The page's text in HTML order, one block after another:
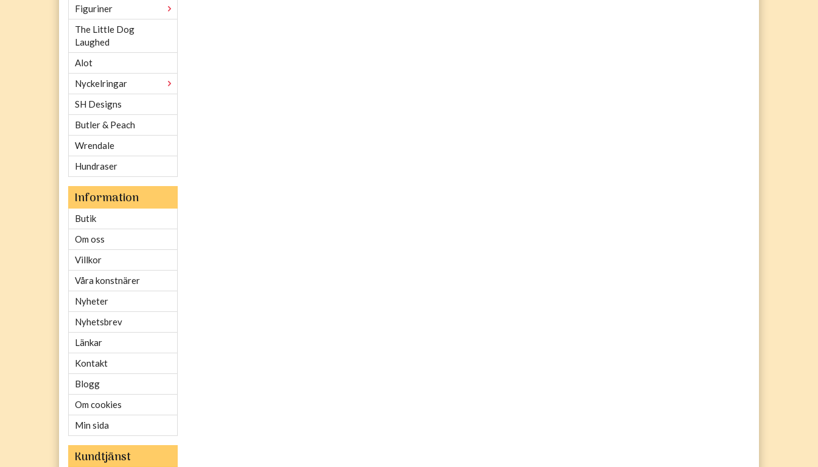
Figuriner
The Little Dog
Laughed
Alot
Nyckelringar
SH Designs
Butler & Peach
Wrendale
Hundraser
Information
Butik
Om oss
Villkor
Våra konstnärer
Nyheter
Nyhetsbrev
Länkar
Kontakt
Blogg
Om cookies
Min sida
Kundtjänst